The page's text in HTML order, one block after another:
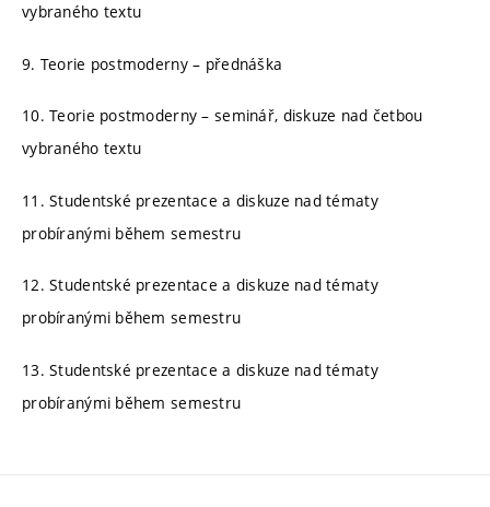
vybraného textu
9. Teorie postmoderny – přednáška
10. Teorie postmoderny – seminář, diskuze nad četbou
vybraného textu
11. Studentské prezentace a diskuze nad tématy
probíranými během semestru
12. Studentské prezentace a diskuze nad tématy
probíranými během semestru
13. Studentské prezentace a diskuze nad tématy
probíranými během semestru